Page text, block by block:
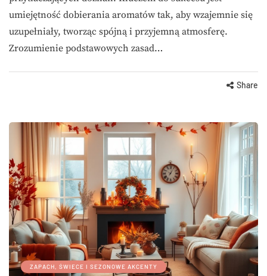
umiejętność dobierania aromatów tak, aby wzajemnie się
uzupełniały, tworząc spójną i przyjemną atmosferę.
Zrozumienie podstawowych zasad…
Share
ZAPACH, ŚWIECE I SEZONOWE AKCENTY